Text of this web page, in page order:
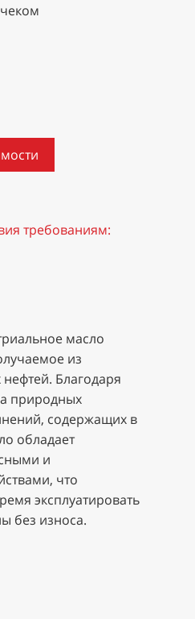
требованиям:
масло
из
Благодаря
природных
содержащих в
обладает
и
что
эксплуатировать
без износа.